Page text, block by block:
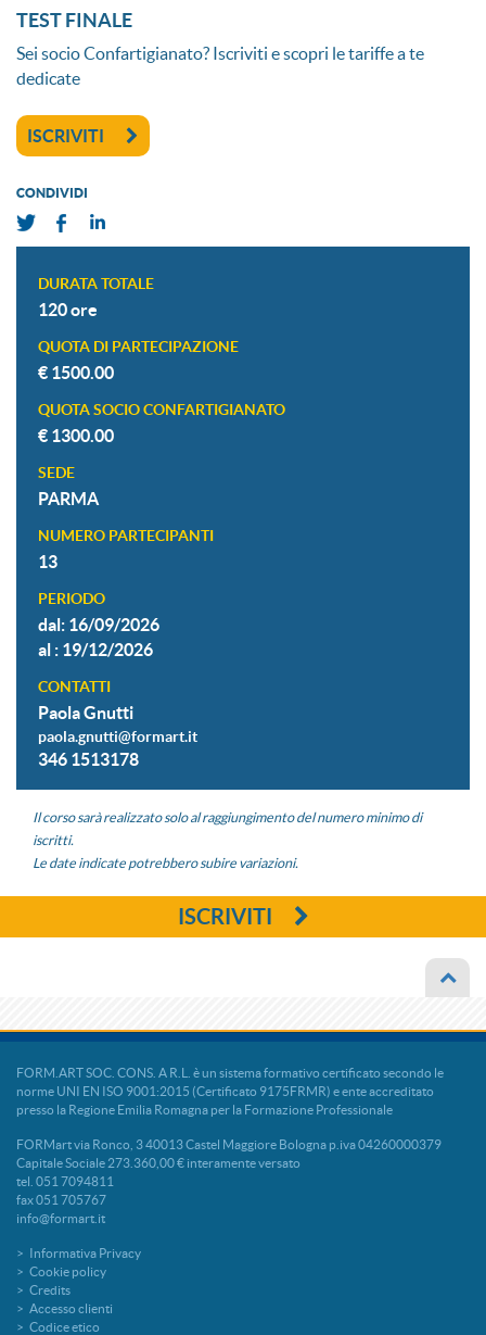
TEST FINALE
Sei socio Confartigianato? Iscriviti e scopri le tariffe a te
dedicate
ISCRIVITI
CONDIVIDI
DURATA TOTALE
120 ore
QUOTA DI PARTECIPAZIONE
€ 1500.00
QUOTA SOCIO CONFARTIGIANATO
€ 1300.00
SEDE
PARMA
NUMERO PARTECIPANTI
13
PERIODO
dal: 16/09/2026
al : 19/12/2026
CONTATTI
Paola Gnutti
paola.gnutti@formart.it
346 1513178
Il corso sarà realizzato solo al raggiungimento del numero minimo di
iscritti.
Le date indicate potrebbero subire variazioni.
ISCRIVITI
FORM.ART SOC. CONS. A R.L. è un sistema formativo certificato secondo le
norme UNI EN ISO 9001:2015 (Certificato 9175FRMR) e ente accreditato
presso la Regione Emilia Romagna per la Formazione Professionale
FORMart via Ronco, 3 40013 Castel Maggiore Bologna p.iva 04260000379
Capitale Sociale 273.360,00 € interamente versato
tel. 051 7094811
fax 051 705767
info@formart.it
Informativa Privacy
Cookie policy
Credits
Accesso clienti
Codice etico